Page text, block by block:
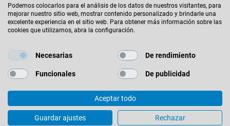
España - español
© 2026 Leitz GmbH & Co. KG
Imprint
Contacto Política de Privacidad
Aviso Legal
Podemos colocarlos para el análisis de los datos de nuestros visitantes, para
mejorar nuestro sitio web, mostrar contenido personalizado y brindarle una
excelente experiencia en el sitio web. Para obtener más información sobre las
cookies que utilizamos, abra la configuración.
Necesarias De rendimiento
Funcionales De publicidad
Aceptar todo
Guardar ajustes Rechazar